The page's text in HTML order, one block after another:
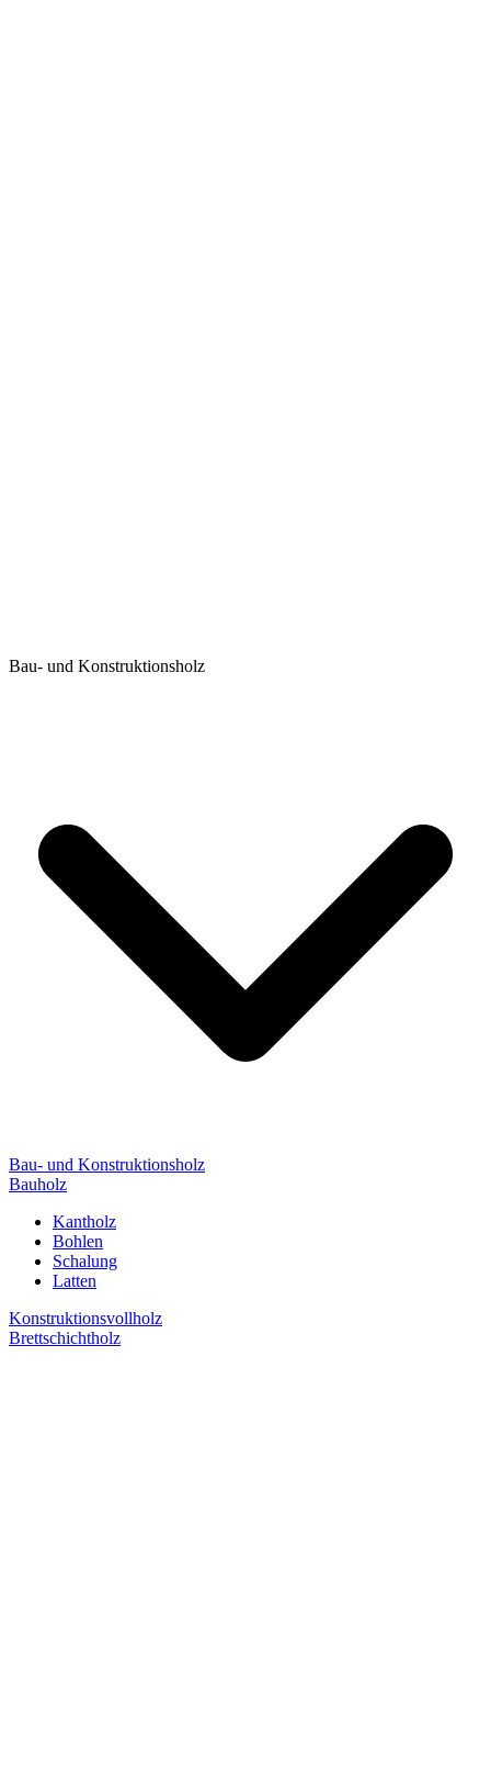
Bau- und Konstruktionsholz
Bau- und Konstruktionsholz
Bauholz
Kantholz
Bohlen
Schalung
Latten
Konstruktionsvollholz
Brettschichtholz